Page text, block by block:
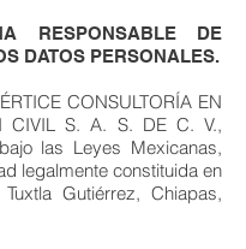
RESPONSABLE DE
DATOS PERSONALES.
CONSULTORÍA EN
CIVIL S. A. S. DE C. V.,
las Leyes Mexicanas,
legalmente constituida en
Gutiérrez, Chiapas,